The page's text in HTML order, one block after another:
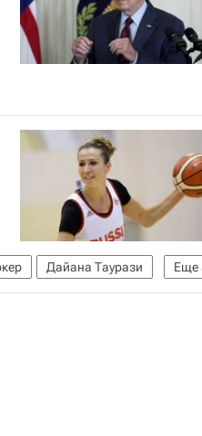
Еще
Дайана Таурази
Спорт